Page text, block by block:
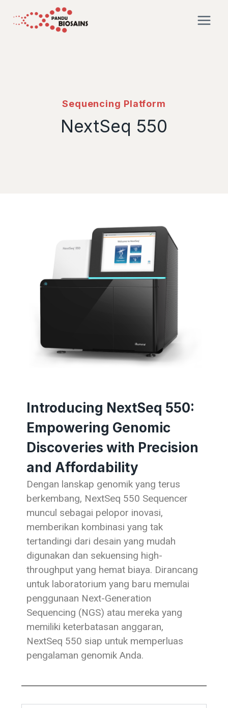
Sequencing Platform
NextSeq 550
Introducing NextSeq 550:
Empowering Genomic
Discoveries with Precision
and Affordability
Dengan lanskap genomik yang terus
berkembang, NextSeq 550 Sequencer
muncul sebagai pelopor inovasi,
memberikan kombinasi yang tak
tertandingi dari desain yang mudah
digunakan dan sekuensing high-
throughput yang hemat biaya. Dirancang
untuk laboratorium yang baru memulai
penggunaan Next-Generation
Sequencing (NGS) atau mereka yang
memiliki keterbatasan anggaran,
NextSeq 550 siap untuk memperluas
pengalaman genomik Anda.